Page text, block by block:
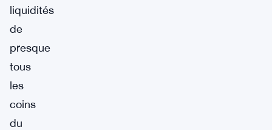
liquidités
de
presque
tous
les
coins
du